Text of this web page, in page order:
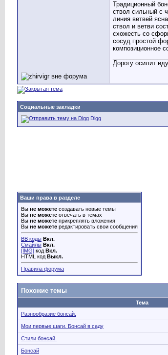
Традиционный
ствол сильный с
линия ветвей
ствол и ветви
схожесть со
сосуд простой
композиционное
Дорогу осилит
Социальные закладки
Digg
Ваши права в разделе
Вы не можете создавать новые темы
Вы не можете отвечать в темах
Вы не можете прикреплять вложения
Вы не можете редактировать свои сообщения
BB коды Вкл.
Смайлы Вкл.
[IMG] код Вкл.
HTML код Выкл.
Правила форума
Похожие темы
Тема
Разнообразие бонсай.
Мои первые шаги. Бонсай в саду
Стили бонсай.
Бонсай